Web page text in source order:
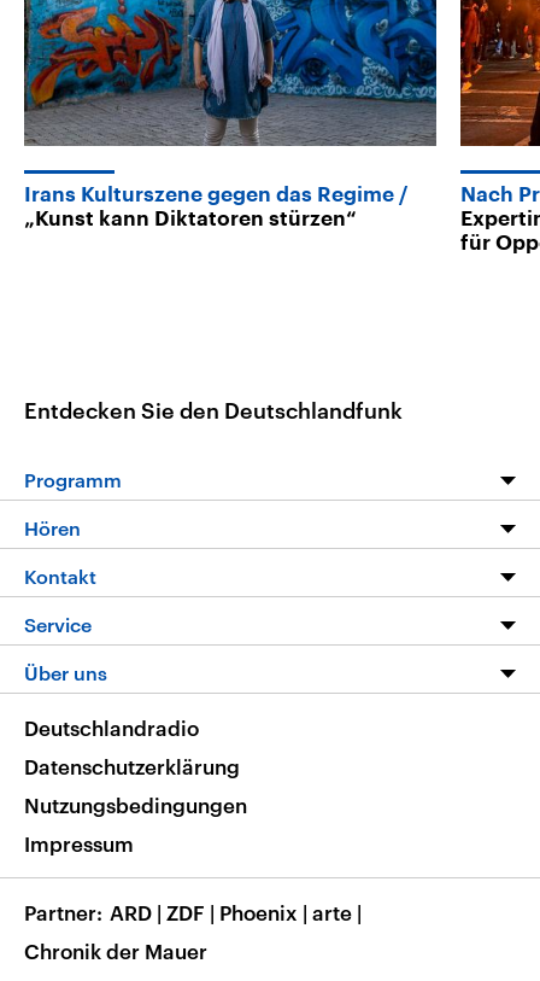
Irans Kulturszene gegen das Regime
„Kunst kann Diktatoren stürzen“
Nach
für
Entdecken Sie den Deutschlandfunk
Programm
Programm
Die Nachrichten
Nachrichtenleicht
Neue Beiträge auf dlf.de
Hören
Livestream
Podcasts
Deutschlandfunk App
Nachrichten App
Frequenzen
Kontakt
Hörerservice
Service
FAQ
Veranstaltungen
Musikliste
RSS
Über uns
Barrierefreiheit
Deutschlandradio
Datenschutzerklärung
Nutzungsbedingungen
Impressum
Partner ARD | ZDF | Phoenix | arte |
Chronik der Mauer